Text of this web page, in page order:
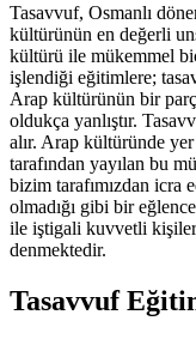
Tasavvuf, Osmanlı
kültürünün en değerli
kültürü ile mükemmel
işlendiği eğitimlere;
Arap kültürünün bir
oldukça yanlıştır.
alır. Arap kültüründe
tarafından yayılan bu
bizim tarafımızdan icra
olmadığı gibi bir
ile iştigali kuvvetli
denmektedir.
Tasavvuf